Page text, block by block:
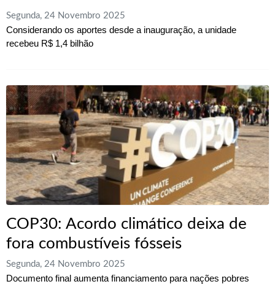
Segunda, 24 Novembro 2025
Considerando os aportes desde a inauguração, a unidade
recebeu R$ 1,4 bilhão
COP30: Acordo climático deixa de
fora combustíveis fósseis
Segunda, 24 Novembro 2025
Documento final aumenta financiamento para nações pobres